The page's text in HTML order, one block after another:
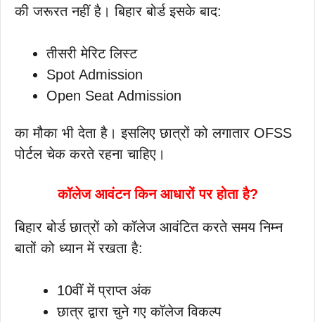
की जरूरत नहीं है। बिहार बोर्ड इसके बाद:
तीसरी मेरिट लिस्ट
Spot Admission
Open Seat Admission
का मौका भी देता है। इसलिए छात्रों को लगातार OFSS
पोर्टल चेक करते रहना चाहिए।
कॉलेज आवंटन किन आधारों पर होता है?
बिहार बोर्ड छात्रों को कॉलेज आवंटित करते समय निम्न
बातों को ध्यान में रखता है:
10वीं में प्राप्त अंक
छात्र द्वारा चुने गए कॉलेज विकल्प